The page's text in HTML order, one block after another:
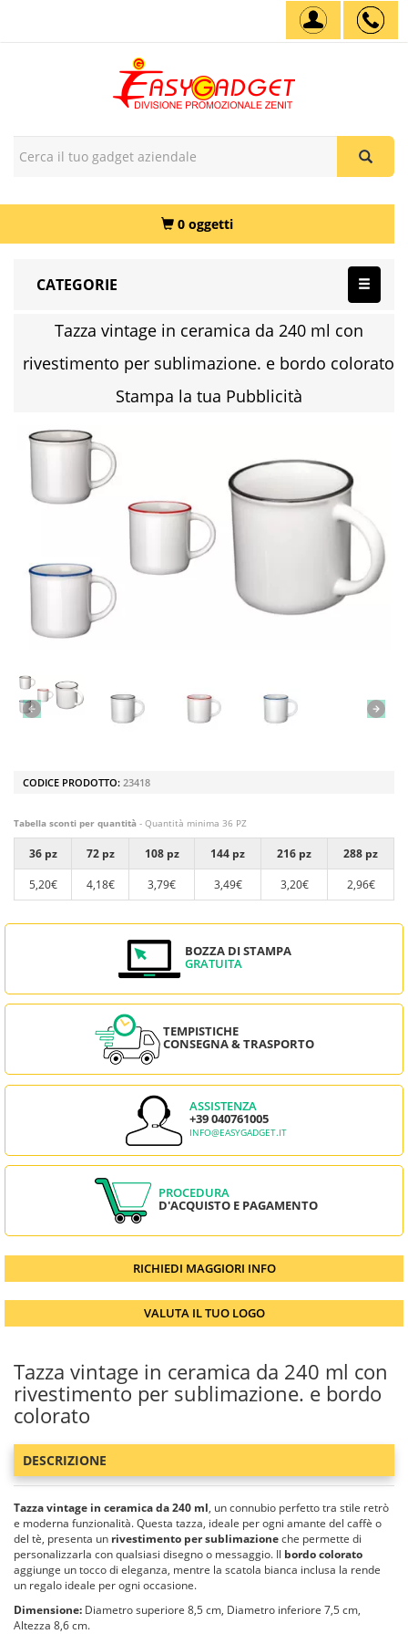
0 oggetti
CATEGORIE
Tazza vintage in ceramica da 240 ml con
rivestimento per sublimazione. e bordo colorato
Stampa la tua Pubblicità
CODICE PRODOTTO: 23418
Tabella sconti per quantità - Quantità minima 36 PZ
36 pz 72 pz 108 pz 144 pz 216 pz
288 pz
5,20€
4,18€ 3,79€ 3,49€ 3,20€ 2,96€
BOZZA DI STAMPA
GRATUITA
TEMPISTICHE
CONSEGNA & TRASPORTO
ASSISTENZA
+39 040761005
INFO@EASYGADGET.IT
PROCEDURA
D'ACQUISTO E PAGAMENTO
RICHIEDI MAGGIORI INFO
VALUTA IL TUO LOGO
Tazza vintage in ceramica da 240 ml con
rivestimento per sublimazione. e bordo
colorato
DESCRIZIONE
Tazza vintage in ceramica da 240 ml, un connubio perfetto tra stile retrò
e moderna funzionalità. Questa tazza, ideale per ogni amante del caffè o
del tè, presenta un rivestimento per sublimazioneche permette di
personalizzarla con qualsiasi disegno o messaggio. Il bordo colorato
aggiunge un tocco di eleganza, mentre la scatola bianca inclusa la rende
un regalo ideale per ogni occasione.
Dimensione: Diametro superiore 8,5 cm, Diametro inferiore 7,5 cm,
Altezza 8,6 cm.